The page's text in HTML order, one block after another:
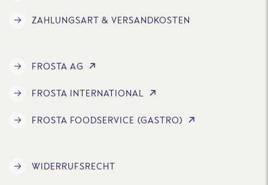
ZAHLUNGSART & VERSANDKOSTEN
FROSTA AG
FROSTA INTERNATIONAL
FROSTA FOODSERVICE (GASTRO)
WIDERRUFSRECHT